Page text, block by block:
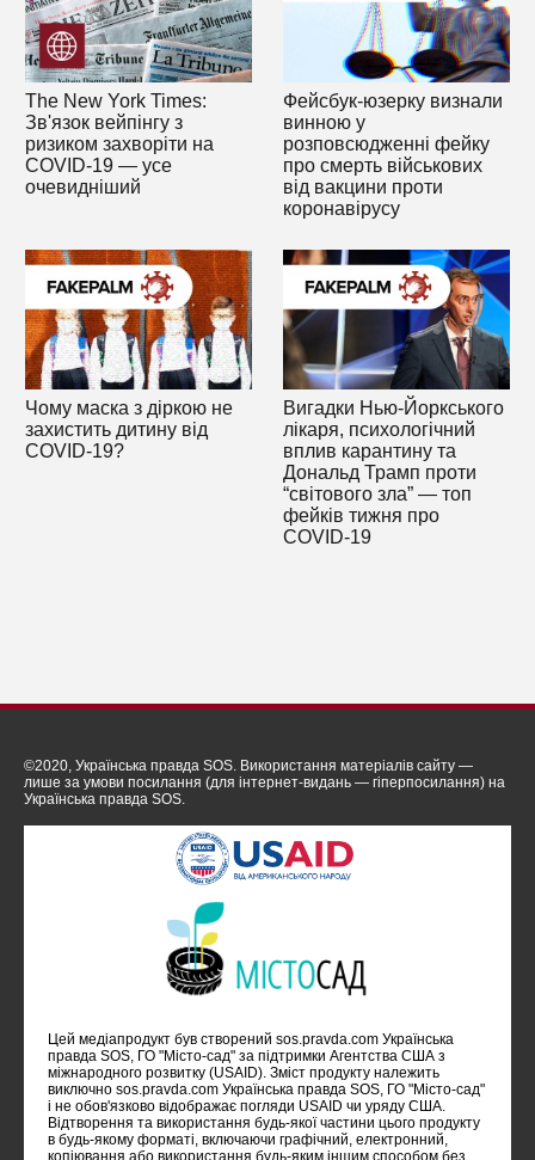
The New York Times:
Зв'язок вейпінгу з
ризиком захворіти на
COVID-19 — усе
очевидніший
Фейсбук-юзерку визнали
винною у
розповсюдженні фейку
про смерть військових
від вакцини проти
коронавірусу
Чому маска з діркою не
захистить дитину від
COVID-19?
Вигадки Нью-Йоркського
лікаря, психологічний
вплив карантину та
Дональд Трамп проти
“світового зла” — топ
фейків тижня про
COVID-19
©2020, Українська правда SOS. Використання матеріалів сайту —
лише за умови посилання (для інтернет-видань — гіперпосилання) на
Українська правда SOS.
Цей медіапродукт був створений sos.pravda.com Українська
правда SOS, ГО "Місто-сад" за підтримки Агентства США з
міжнародного розвитку (USAID). Зміст продукту належить
виключно sos.pravda.com Українська правда SOS, ГО "Місто-сад"
i не обов'язково відображає погляди USAID чи уряду США.
Відтворення та використання будь-якої частини цього продукту
в будь-якому форматі, включаючи графічний, електронний,
копіювання або використання будь-яким іншим способом без